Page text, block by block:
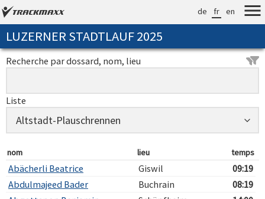
de fr en
LUZERNER STADTLAUF 2025
Recherche par dossard, nom, lieu
Liste
nom lieu temps
Abächerli Beatrice Giswil
09:19
Abdulmajeed Bader
Buchrain
08:19